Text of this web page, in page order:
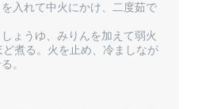
入れて中火にかけ、二度茹で
ょうゆ、みりんを加えて弱火
煮る。火を止め、冷ましなが
。